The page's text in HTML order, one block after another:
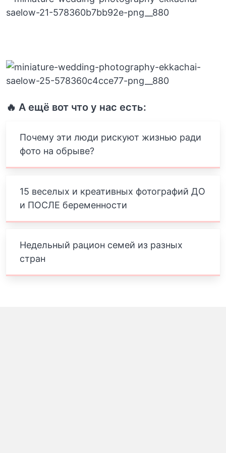
🔥 А ещё вот что у нас есть:
Почему эти люди рискуют жизнью ради
фото на обрыве?
15 веселых и креативных фотографий ДО
и ПОСЛЕ беременности
Недельный рацион семей из разных
стран